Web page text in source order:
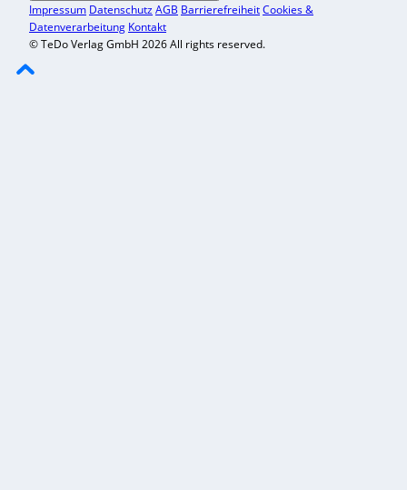
Impressum DatenschutzAGB BarrierefreiheitCookies &
Datenverarbeitung Kontakt
© TeDo Verlag GmbH 2026 All rights reserved.